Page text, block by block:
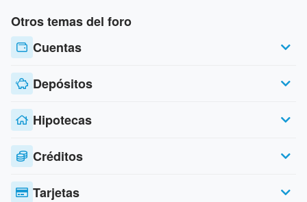
Otros temas del foro
Cuentas
Depósitos
Hipotecas
Créditos
Tarjetas